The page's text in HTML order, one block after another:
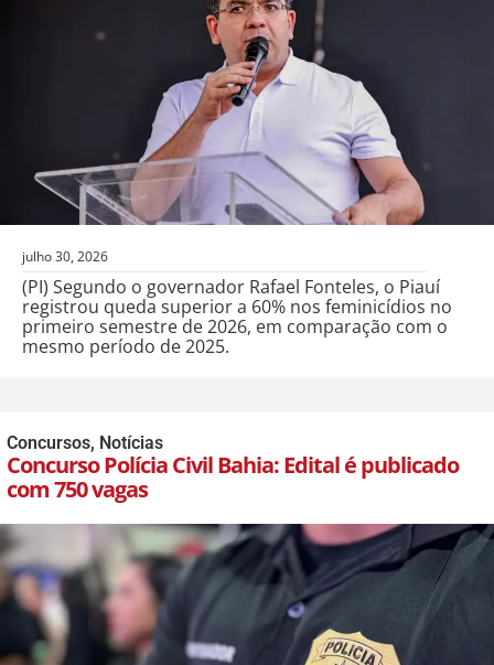
julho 30, 2026
(PI) Segundo o governador Rafael Fonteles, o Piauí
registrou queda superior a 60% nos feminicídios no
primeiro semestre de 2026, em comparação com o
mesmo período de 2025.
Concursos, Notícias
Concurso Polícia Civil Bahia: Edital é publicado
com 750 vagas